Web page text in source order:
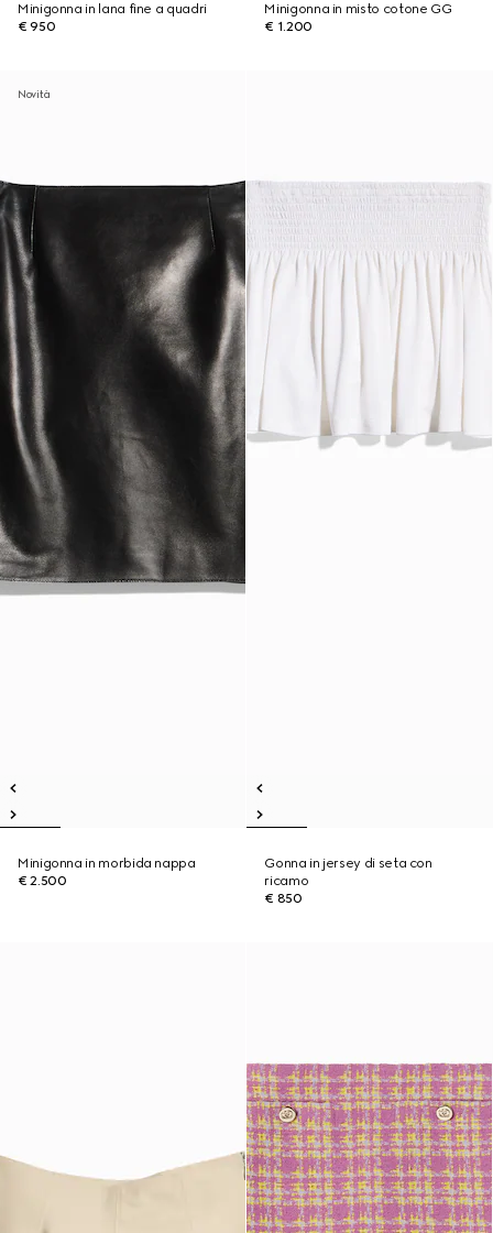
Minigonna in lana fine a quadri
€ 950
Minigonna in misto cotone GG
€ 1.200
Novità
Minigonna in morbida nappa
€ 2.500
Gonna in jersey di seta con
ricamo
€ 850